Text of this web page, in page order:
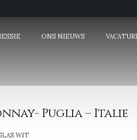
ONS NIEUWS
Puglia – Italie
WIT